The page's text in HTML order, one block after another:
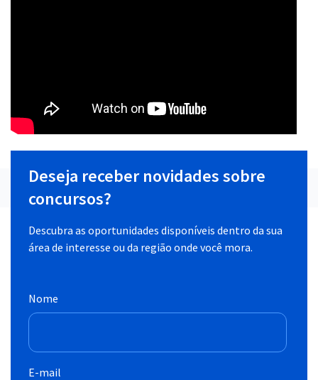
Deseja receber novidades sobre
concursos?
Descubra as oportunidades disponíveis dentro da sua
área de interesse ou da região onde você mora.
Nome
E-mail